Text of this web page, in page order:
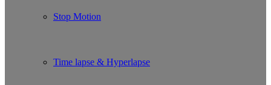
Stop Motion
Time lapse & Hyperlapse